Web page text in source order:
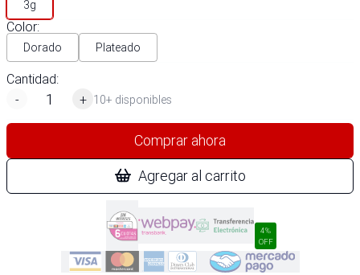
3g
Color:
Dorado Plateado
Cantidad:
-
+ 10+ disponibles
Comprar ahora
Agregar al carrito
4%
OFF